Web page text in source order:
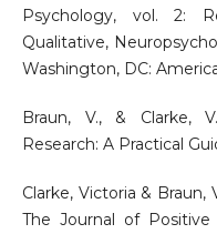
Psychology, vol. 2:
Qualitative,
Washington, DC:
Braun, V., & Clarke,
Research: A Practical
Clarke, Victoria & Braun,
The Journal of Positive